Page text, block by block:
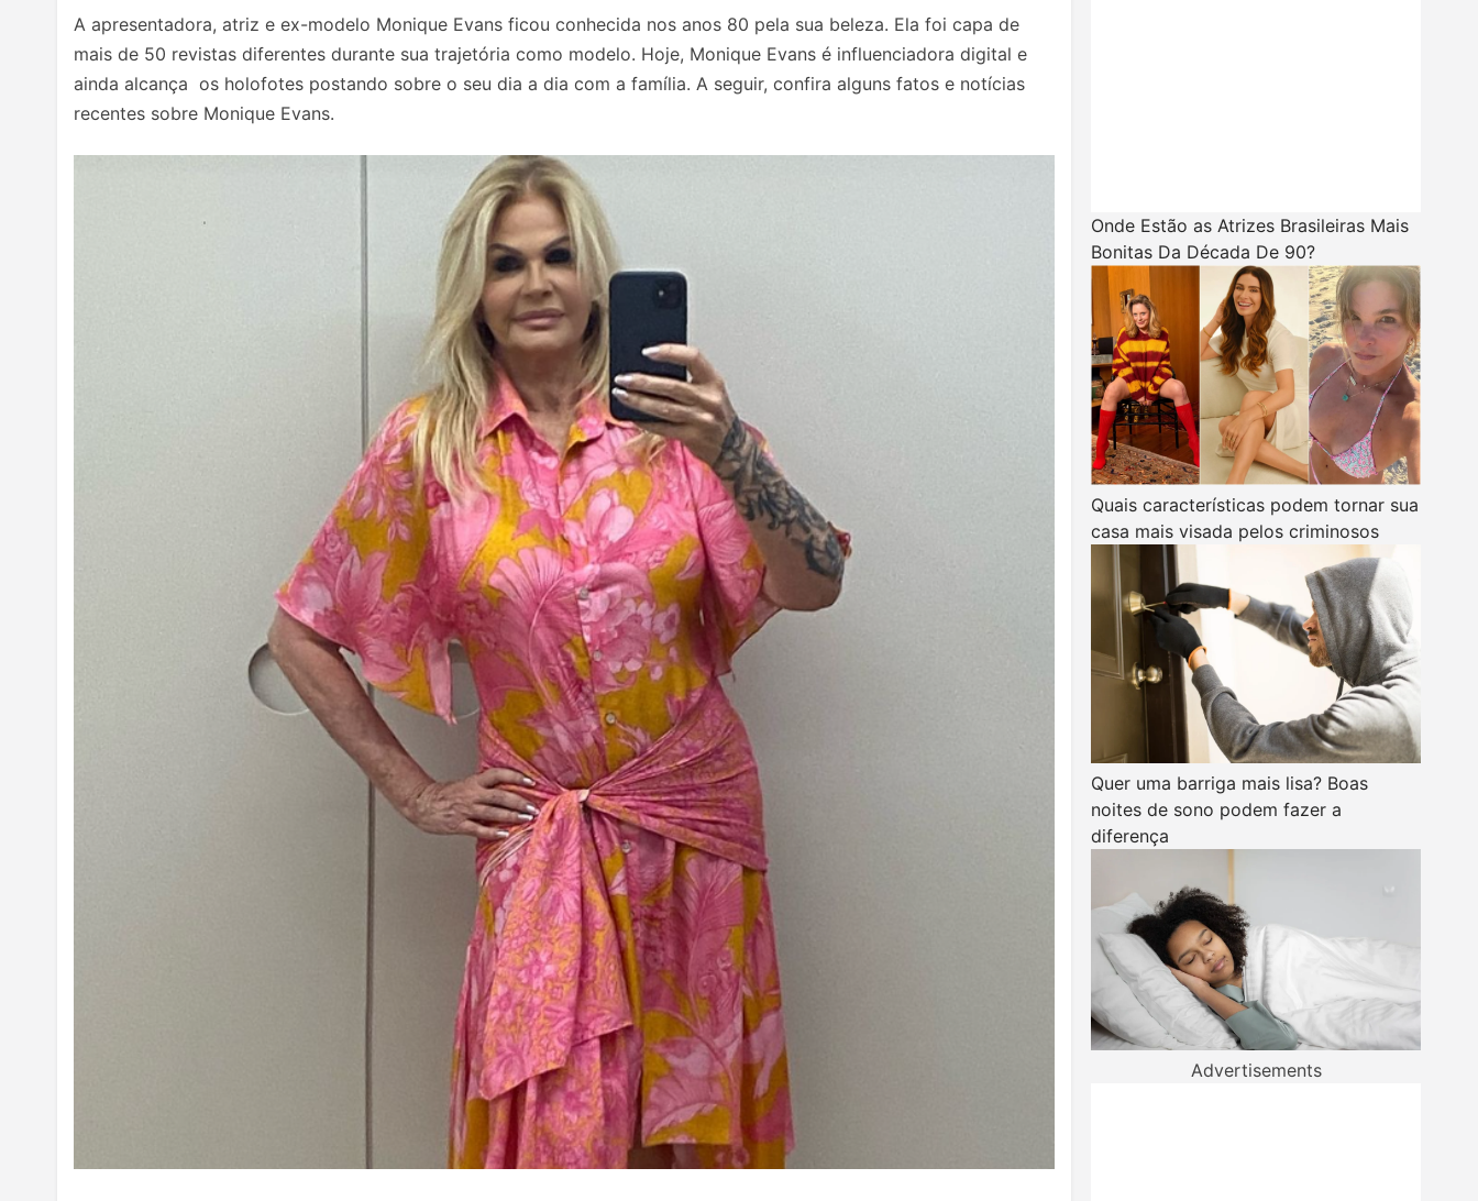
A apresentadora, atriz e ex-modelo Monique Evans ficou conhecida nos anos 80 pela sua beleza. Ela foi capa de
mais de 50 revistas diferentes durante sua trajetória como modelo. Hoje, Monique Evans é influenciadora digital e
ainda alcança os holofotes postando sobre o seu dia a dia com a família. A seguir, confira alguns fatos e notícias
recentes sobre Monique Evans.
Onde Estão as Atrizes Brasileiras Mais
Bonitas Da Década De 90?
Quais características podem tornar sua
casa mais visada pelos criminosos
Quer uma barriga mais lisa? Boas
noites de sono podem fazer a
diferença
Advertisements